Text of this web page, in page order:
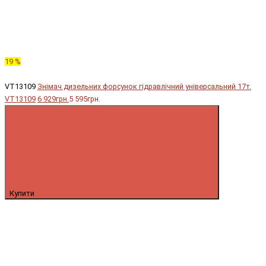
19 %
VT13109 Знімач дизельних форсунок гідравлічний універсальний 17т.
VT13109 6 929грн.5 595грн.
Купити